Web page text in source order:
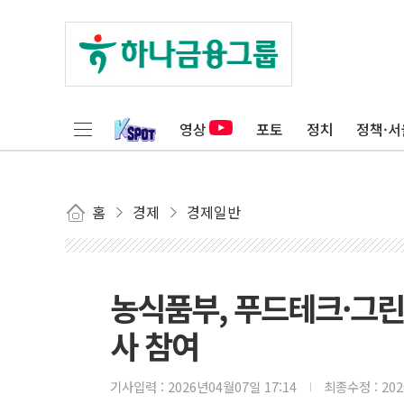
영상 포토 정치 정책·
홈 경제 경제일반
농식품부, 푸드테크·
사 참여
기사입력 : 2026년04월07일 17:14 최종수정 :